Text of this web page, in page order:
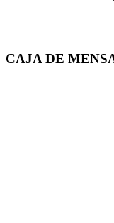
CAJA DE